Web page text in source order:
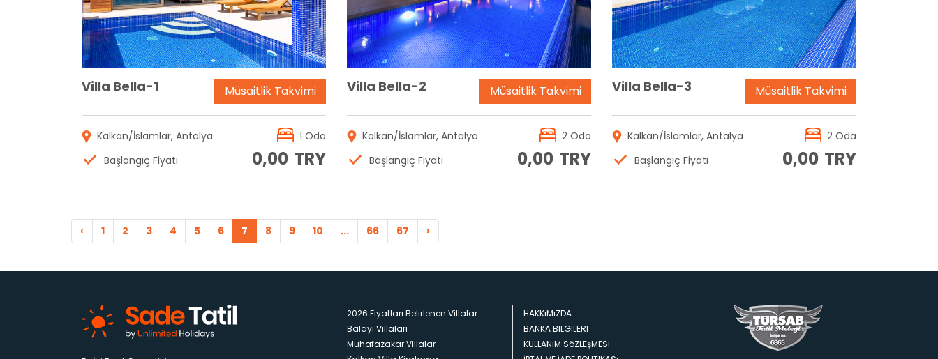
Villa Bella-1 Müsaitlik Takvimi
Kalkan/İslamlar, Antalya
1 Oda
Başlangıç Fiyatı
0,00 TRY
Villa Bella-2 Müsaitlik Takvimi
Kalkan/İslamlar, Antalya
2 Oda
Başlangıç Fiyatı
0,00 TRY
Villa Bella-3 Müsaitlik Takvimi
Kalkan/İslamlar, Antalya
2 Oda
Başlangıç Fiyatı
0,00 TRY
‹ 1 2 3 4 5 6 7 8 9 10 ... 66 67 ›
2026 Fiyatları Belirlenen Villalar
Balayı Villaları
Muhafazakar Villalar
HAKKıMıZDA
BANKA BILGILERI
KULLANıM SöZLEşMESI